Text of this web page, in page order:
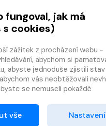
fungoval, jak má
s cookies)
zážitek z procházení webu -
abychom si
abyste jednoduše zjistili
vás neobtěžovali
se nemuseli pokaždé
potřebujeme souhlas se
cookies
vše Nastavení